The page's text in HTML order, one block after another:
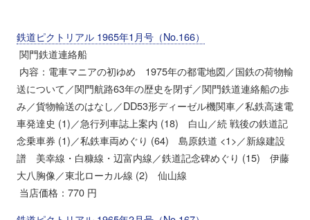
鉄道ピクトリアル 1965年1月号（No.166）
関門鉄道連絡船
内容：電車マニアの初ゆめ 1975年の都電地図／国鉄の荷物輸
送について／関門航路63年の歴史を閉ず／関門鉄道連絡船の歩
み／貨物輸送のはなし／DD53形ディーゼル機関車／私鉄高速電
車発達史 (1)／急行列車誌上案内 (18) 白山／続 戦後の鉄道記
念乗車券 (1)／私鉄車両めぐり (64) 島原鉄道 <1>／新線建設
譜 美幸線・白糠線・辺富内線／鉄道記念碑めぐり (15) 伊藤
大八胸像／東北ローカル線 (2) 仙山線
当店価格：770 円